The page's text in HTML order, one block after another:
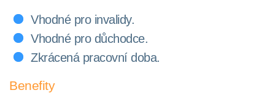
Vhodné pro invalidy.
Vhodné pro důchodce.
Zkrácená pracovní doba.
Benefity